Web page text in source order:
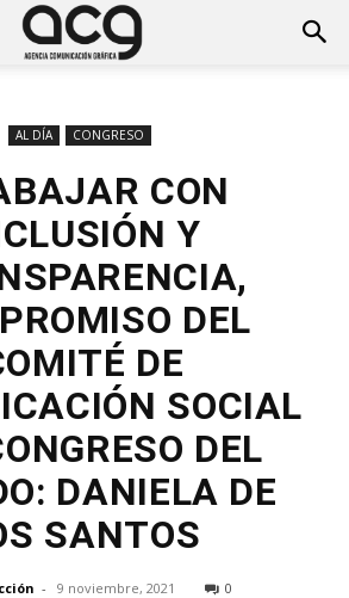
AL DÍA CONGRESO
CON
Y
DEL
DE
SOCIAL
DEL
DANIELA DE
SANTOS
- 9 noviembre, 2021 0